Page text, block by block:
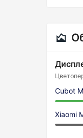
Cubot
Xiaomi